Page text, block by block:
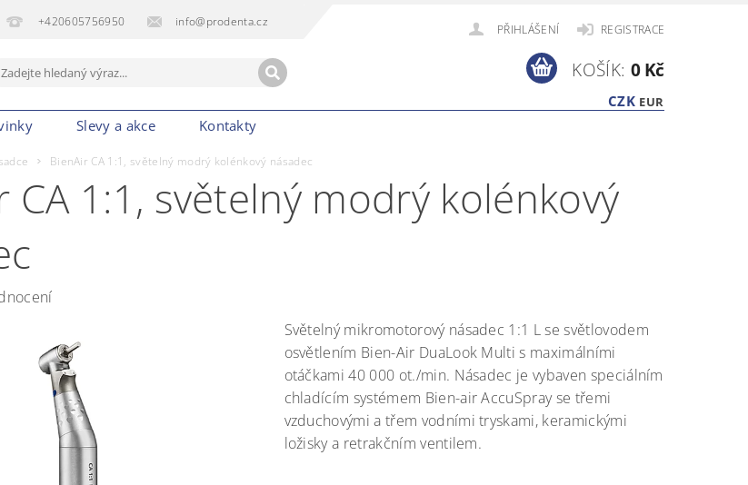
+420605756950 info@prodenta.cz
PŘIHLÁŠENÍ REGISTRACE
CZK EUR
KOŠÍK: 0 Kč
Slevy a akce Kontakty
BienAir CA 1:1, světelný modrý kolénkový násadec
CA 1:1, světelný modrý kolénkový
Světelný mikromotorový násadec 1:1 L se světlovodem
osvětlením Bien-Air DuaLook Multi s maximálními
otáčkami 40 000 ot./min. Násadec je vybaven speciálním
chladícím systémem Bien-air AccuSpray se třemi
vzduchovými a třem vodními tryskami, keramickými
ložisky a retrakčním ventilem.